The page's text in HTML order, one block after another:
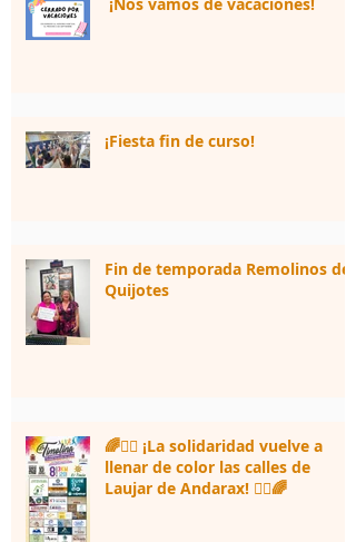
¡Fiesta fin de curso!
Fin de temporada Remolinos de
Quijotes
🌈🏃‍♀️ ¡La solidaridad vuelve a
llenar de color las calles de
Laujar de Andarax! 🏃‍♂️🌈